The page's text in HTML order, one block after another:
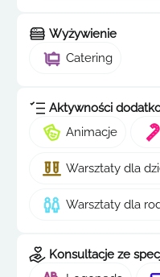
Wyżywienie
Catering
Aktywności
Animacje
Warsztaty dla
Warsztaty dla
Konsultacje ze